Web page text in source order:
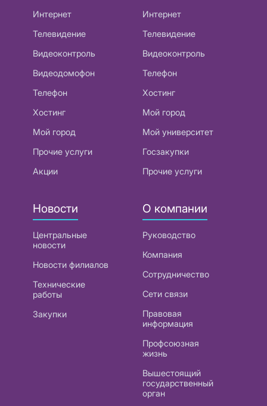
Интернет
Телевидение
Видеоконтроль
Видеодомофон
Телефон
Хостинг
Мой город
Прочие услуги
Акции
Интернет
Телевидение
Видеоконтроль
Телефон
Хостинг
Мой город
Мой университет
Госзакупки
Прочие услуги
Новости
Центральные
новости
Новости филиалов
Технические
работы
Закупки
О компании
Руководство
Компания
Сотрудничество
Сети связи
Правовая
информация
Профсоюзная
жизнь
Вышестоящий
государственный
орган